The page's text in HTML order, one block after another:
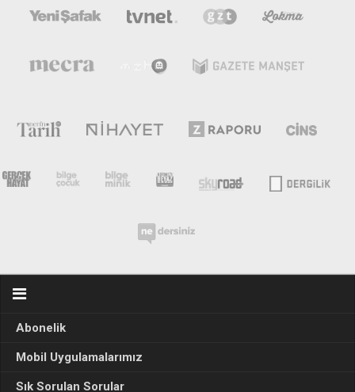
Abonelik
Mobil Uygulamalarımız
Sık Sorulan Sorular